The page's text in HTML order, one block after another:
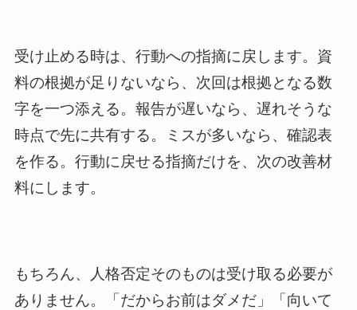
受け止める時は、行動への指摘に戻します。資
料の根拠が足りないなら、次回は根拠となる数
字を一つ添える。報告が遅いなら、遅れそうな
時点で先に共有する。ミスが多いなら、確認表
を作る。行動に戻せる指摘だけを、次の改善材
料にします。
もちろん、人格否定そのものは受け取る必要が
ありません。「だからお前はダメだ」「向いて